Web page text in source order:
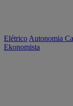
Elétrico Autonomia
Ekonomista